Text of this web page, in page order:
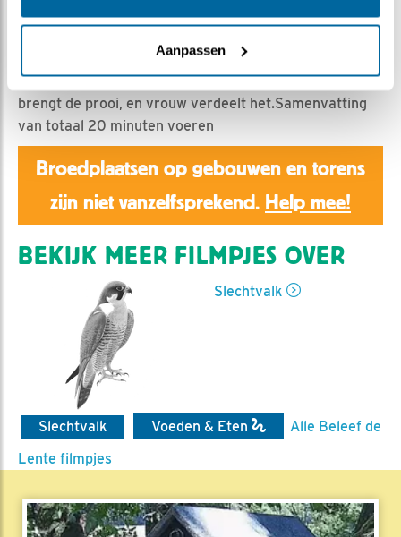
Aanpassen
leuk| Bewaar dit filmpje|
738x
Man en vrouw voeren elkaar uitgebreid en samen de
kuikens. Soms gaat een hapje 5 x heen en weer.Man
brengt de prooi, en vrouw verdeelt het.Samenvatting
van totaal 20 minuten voeren
Broedplaatsen op gebouwen en torens
zijn niet vanzelfsprekend. Help mee!
BEKIJK MEER FILMPJES OVER
Slechtvalk
Slechtvalk Voeden & Eten
Alle Beleef de
Lente filmpjes